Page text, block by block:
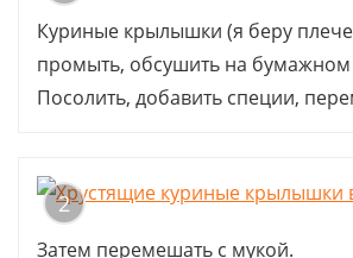
Куриные крылышки (я беру
промыть, обсушить на бумажном
Посолить, добавить специи,
2
Затем перемешать с мукой.